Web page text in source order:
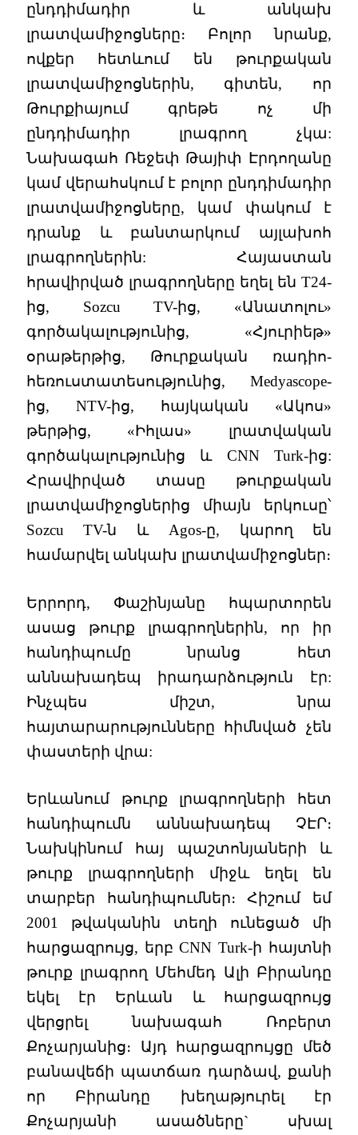
ընդդիմադիր և անկախ
լրատվամիջոցները։ Բոլոր նրանք,
ովքեր հետևում են թուրքական
լրատվամիջոցներին, գիտեն, որ
Թուրքիայում գրեթե ոչ մի
ընդդիմադիր լրագրող չկա:
Նախագահ Ռեջեփ Թայիփ Էրդողանը
կամ վերահսկում է բոլոր ընդդիմադիր
լրատվամիջոցները, կամ փակում է
դրանք և բանտարկում այլախոհ
լրագրողներին: Հայաստան
հրավիրված լրագրողները եղել են T24-
ից, Sozcu TV-ից, «Անատոլու»
գործակալությունից, «Հյուրիեթ»
օրաթերթից, Թուրքական ռադիո-
հեռուստատեսությունից, Medyascope-
ից, NTV-ից, հայկական «Ակոս»
թերթից, «Իհլաս» լրատվական
գործակալությունից և CNN Turk-ից:
Հրավիրված տասը թուրքական
լրատվամիջոցներից միայն երկուսը՝
Sozcu TV-ն և Agos-ը, կարող են
համարվել անկախ լրատվամիջոցներ։
Երրորդ, Փաշինյանը հպարտորեն
ասաց թուրք լրագրողներին, որ իր
հանդիպումը նրանց հետ
աննախադեպ իրադարձություն էր:
Ինչպես միշտ, նրա
հայտարարությունները հիմնված չեն
փաստերի վրա:
Երևանում թուրք լրագրողների հետ
հանդիպումն աննախադեպ ՉԷՐ։
Նախկինում հայ պաշտոնյաների և
թուրք լրագրողների միջև եղել են
տարբեր հանդիպումներ։ Հիշում եմ
2001 թվականին տեղի ունեցած մի
հարցազրույց, երբ CNN Turk-ի հայտնի
թուրք լրագրող Մեհմեդ Ալի Բիրանդը
եկել էր Երևան և հարցազրույց
վերցրել նախագահ Ռոբերտ
Քոչարյանից։ Այդ հարցազրույցը մեծ
բանավեճի պատճառ դարձավ, քանի
որ Բիրանդը խեղաթյուրել էր
Քոչարյանի ասածները` սխալ